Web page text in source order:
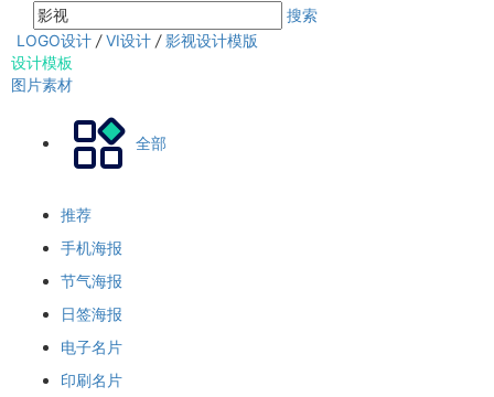
搜索
LOGO设计 / VI设计 / 影视设计模版
设计模板
图片素材
全部
推荐
手机海报
节气海报
日签海报
电子名片
印刷名片